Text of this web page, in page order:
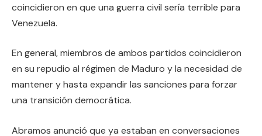
coincidieron en que una guerra civil sería terrible para
Venezuela.
En general, miembros de ambos partidos coincidieron
en su repudio al régimen de Maduro y la necesidad de
mantener y hasta expandir las sanciones para forzar
una transición democrática.
Abramos anunció que ya estaban en conversaciones